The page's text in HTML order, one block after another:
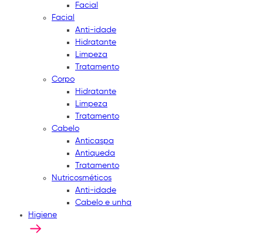
Facial
Facial
Anti-idade
Hidratante
Limpeza
Tratamento
Corpo
Hidratante
Limpeza
Tratamento
Cabelo
Anticaspa
Antiqueda
Tratamento
Nutricosméticos
Anti-idade
Cabelo e unha
Higiene